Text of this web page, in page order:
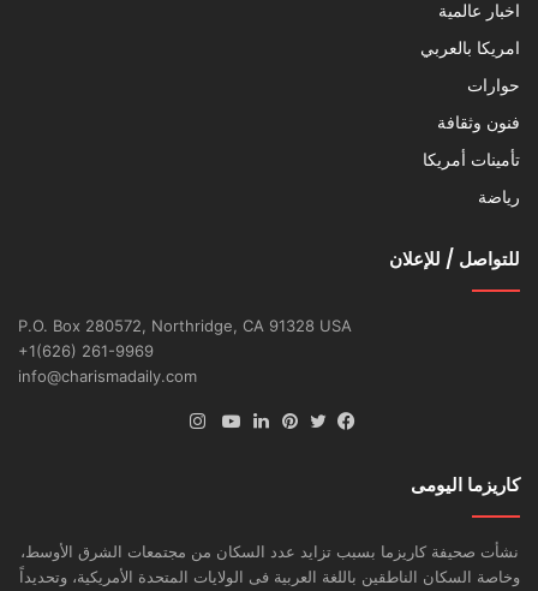
اخبار عالمية
امريكا بالعربي
حوارات
فنون وثقافة
تأمينات أمريكا
رياضة
للتواصل / للإعلان
P.O. Box 280572, Northridge, CA 91328 USA
+1(626) 261-9969
info@charismadaily.com
كاريزما اليومى
نشأت صحيفة كاريزما بسبب تزايد عدد السكان من مجتمعات الشرق الأوسط،
وخاصة السكان الناطقين باللغة العربية فى الولايات المتحدة الأمريكية، وتحديداً